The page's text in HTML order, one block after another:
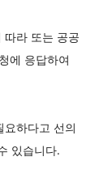
따라 또는 공공
에 응답하여
하다고 선의
있습니다.